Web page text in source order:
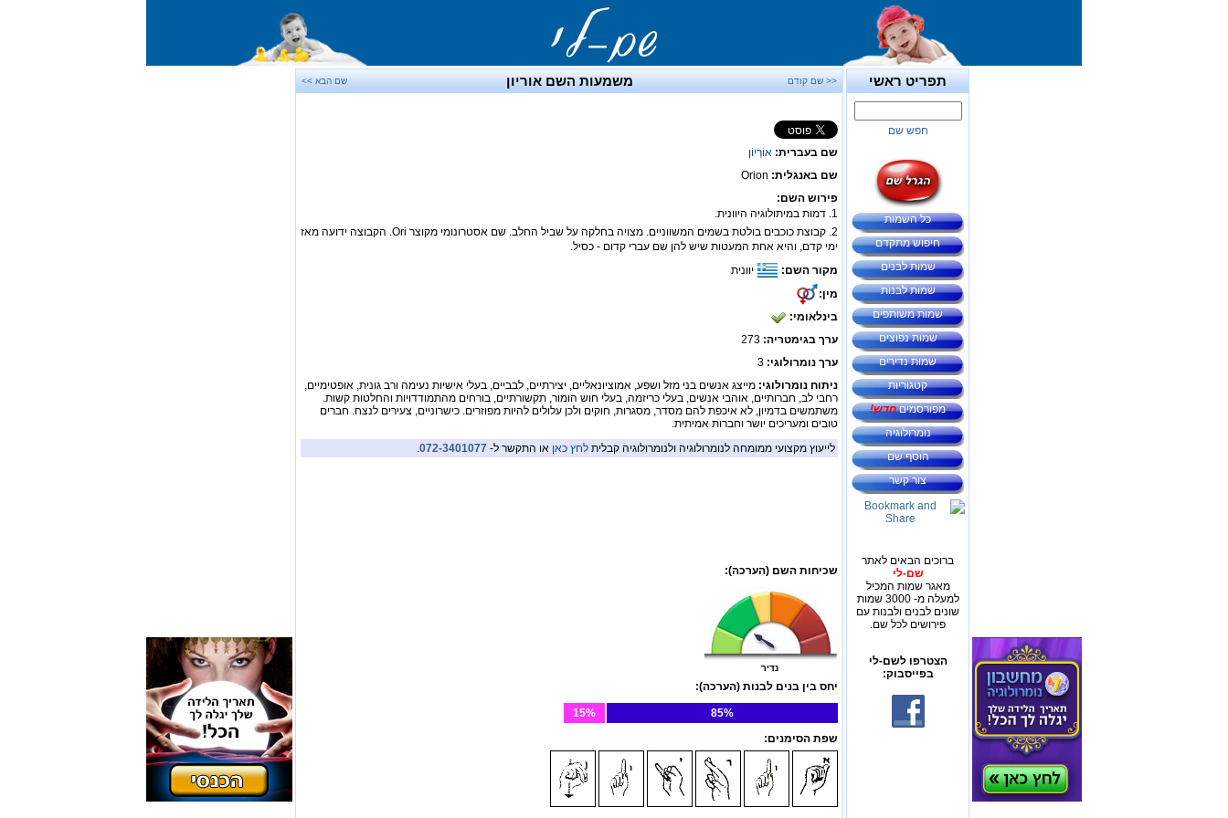
תפריט ראשי
חפש שם
כל השמות
חיפוש מתקדם
שמות לבנים
שמות לבנות
שמות משותפים
שמות נפוצים
שמות נדירים
קטגוריות
מפורסמיםחדש!
נומרולוגיה
הוסף שם
צור קשר
ברוכים הבאים לאתר
שם-לי
מאגר שמות המכיל
למעלה מ- 3000 שמות
שונים לבנים ולבנות עם
פירושים לכל שם.
הצטרפו לשם-לי
בפייסבוק:
<< שם קודם משמעות השם אוריון שם הבא >>
שם בעברית: אוֹרְיוֹן
שם באנגלית: Orion
פירוש השם:
1. דמות במיתולוגיה היוונית.
2. קבוצת כוכבים בולטת בשמים המשווניים. מצויה בחלקה על שביל החלב. שם אסטרונומי מקוצר Ori. הקבוצה ידועה מאז
ימי קדם, והיא אחת המעטות שיש להן שם עברי קדום - כסיל.
מקור השם:
יוונית
מין:
בינלאומי:
ערך בגימטריה:
ערך נומרולוגי: 3
ניתוח נומרולוגי: מייצג אנשים בני מזל ושפע, אמוציונאליים, יצירתיים, לבביים, בעלי אישיות נעימה ורב גונית, אופטימיים,
רחבי לב, חברותיים, אוהבי אנשים, בעלי כריזמה, בעלי חוש הומור, תקשורתיים, בורחים מהתמודדויות והחלטות קשות.
משתמשים בדמיון, לא איכפת להם מסדר, מסגרות, חוקים ולכן עלולים להיות מפוזרים. כישרוניים, צעירים לנצח. חברים
טובים ומעריכים יושר וחברות אמיתית.
לייעוץ מקצועי ממומחה לנומרולוגיה ולנומרולוגיה קבלית לחץ כאן או התקשר ל- 072-3401077
.
שכיחות השם (הערכה):
נדיר
יחס בין בנים לבנות (הערכה):
85%
15%
שפת הסימנים: